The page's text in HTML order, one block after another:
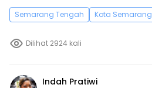
Semarang Tengah Kota Semarang
Dilihat 2924 kali
Indah Pratiwi